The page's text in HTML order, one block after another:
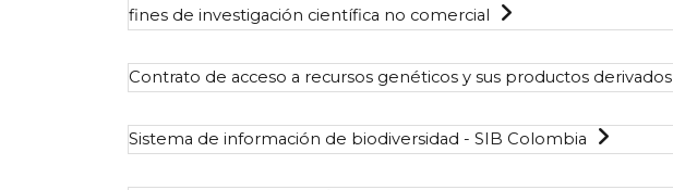
fines de investigación científica no comercial
Contrato de acceso a recursos genéticos y sus productos derivados
Sistema de información de biodiversidad - SIB Colombia